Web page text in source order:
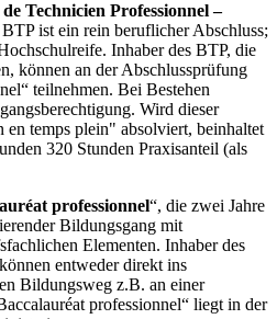
Technicien Professionnel –
ist ein rein beruflicher Abschluss;
Inhaber des BTP, die
können an der Abschlussprüfung
teilnehmen. Bei Bestehen
Wird dieser
temps plein" absolviert, beinhaltet
320 Stunden Praxisanteil (als
professionnel“, die zwei Jahre
Bildungsgang mit
Elementen. Inhaber des
entweder direkt ins
Bildungsweg z.B. an einer
professionnel“ liegt in der